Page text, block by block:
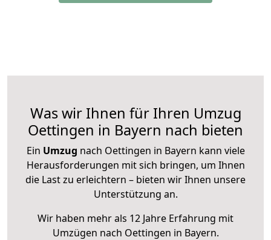
Was wir Ihnen für Ihren Umzug
Oettingen in Bayern nach bieten
Ein Umzug nach Oettingen in Bayern kann viele
Herausforderungen mit sich bringen, um Ihnen
die Last zu erleichtern – bieten wir Ihnen unsere
Unterstützung an.
Wir haben mehr als 12 Jahre Erfahrung mit
Umzügen nach Oettingen in Bayern.